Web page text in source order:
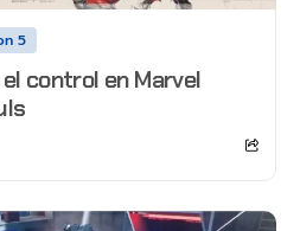
5
control en Marvel